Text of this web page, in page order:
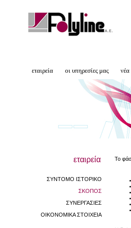
εταιρεία οι υπηρεσίες μας νέα
εταιρεία
ΣΥΝΤΟΜΟ ΙΣΤΟΡΙΚΟ
ΣΚΟΠΟΣ
ΣΥΝΕΡΓΑΣΙΕΣ
ΟΙΚΟΝΟΜΙΚΑ ΣΤΟΙΧΕΙΑ
Το